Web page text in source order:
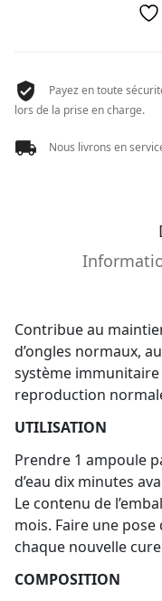
Payez en toute
lors de la prise en charge.
Nous livrons en
Contribue au
d’ongles normaux,
système
reproduction
UTILISATION
Prendre 1 ampoule
d’eau dix minutes
Le contenu de
mois. Faire une
chaque nouvelle
COMPOSITION